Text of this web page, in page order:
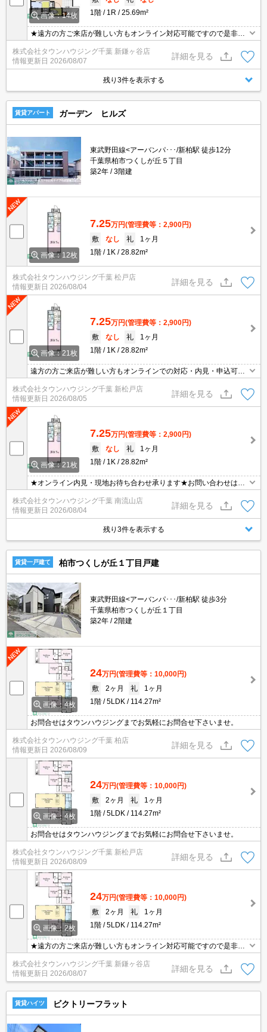
画像：14枚
1階
1R 25.69m²
★遠方の方ご来店が難しい方もオンライン対応可能ですので是非一
度ご相談くださいませ！お部屋探しはタウンハウジングにお任せ下
さい★
株式会社タウンハウジング千葉 新鎌ヶ谷店
情報更新日 2026/08/07
詳細を見る
残り3件を表示する
賃貸アパート ガーデン ヒルズ
東武野田線<アーバンパ･･･/新柏駅 徒歩12分
千葉県柏市つくしが丘５丁目
築2年
3階建
画像：12枚
7.25万円(管理費等：2,900円)
敷
なし 礼
1ヶ月
1階
1K 28.82m²
株式会社タウンハウジング千葉 松戸店
情報更新日 2026/08/04
詳細を見る
画像：21枚
7.25万円(管理費等：2,900円)
敷
なし 礼
1ヶ月
1階
1K 28.82m²
遠方の方ご来店が難しい方もオンラインでの対応・内見・申込可能
です。お部屋探しは、【タウンハウジング千葉 新松戸店】へお任
せください！
株式会社タウンハウジング千葉 新松戸店
情報更新日 2026/08/05
詳細を見る
画像：21枚
7.25万円(管理費等：2,900円)
敷
なし 礼
1ヶ月
1階
1K 28.82m²
★オンライン内見・現地お待ち合わせ承ります★お問い合わせはタ
ウンハウジングまでお気軽にご連絡下さいLINE等のやり取りも可能
でございます！
株式会社タウンハウジング千葉 南流山店
情報更新日 2026/08/04
詳細を見る
残り3件を表示する
賃貸一戸建て 柏市つくしが丘１丁目戸建
東武野田線<アーバンパ･･･/新柏駅 徒歩3分
千葉県柏市つくしが丘１丁目
築2年
2階建
画像：4枚
24万円(管理費等：10,000円)
敷
2ヶ月 礼
1ヶ月
1階
5LDK 114.27m²
お問合せはタウンハウジングまでお気軽にお問合せ下さいませ。
株式会社タウンハウジング千葉 柏店
情報更新日 2026/08/09
詳細を見る
画像：4枚
24万円(管理費等：10,000円)
敷
2ヶ月 礼
1ヶ月
1階
5LDK 114.27m²
お問合せはタウンハウジングまでお気軽にお問合せ下さいませ。
株式会社タウンハウジング千葉 新松戸店
情報更新日 2026/08/09
詳細を見る
画像：2枚
24万円(管理費等：10,000円)
敷
2ヶ月 礼
1ヶ月
1階
5LDK 114.27m²
★遠方の方ご来店が難しい方もオンライン対応可能ですので是非一
度ご相談くださいませ！お部屋探しはタウンハウジングにお任せ下
さい★
株式会社タウンハウジング千葉 新鎌ヶ谷店
情報更新日 2026/08/07
詳細を見る
賃貸ハイツ ビクトリーフラット